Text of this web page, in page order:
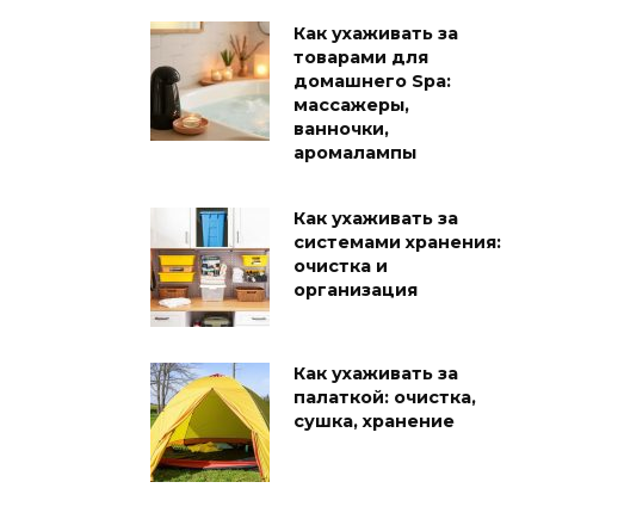
Как ухаживать за
товарами для
домашнего Spa:
массажеры,
ванночки,
аромалампы
Как ухаживать за
системами хранения:
очистка и
организация
Как ухаживать за
палаткой: очистка,
сушка, хранение